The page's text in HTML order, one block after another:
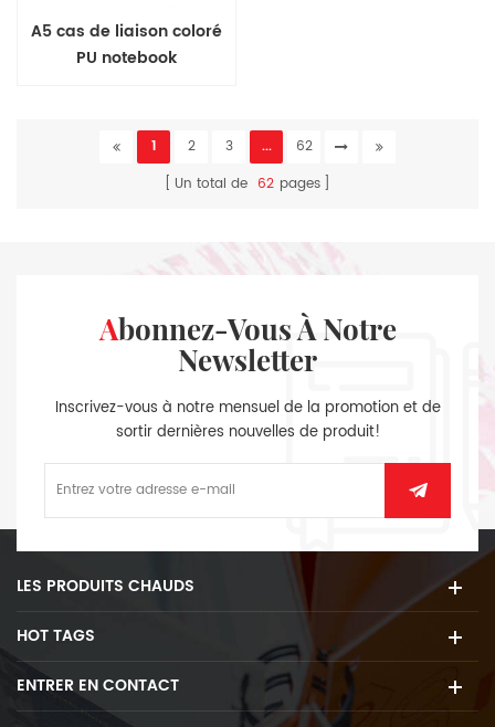
A5 cas de liaison coloré
PU notebook
1 2 3 ...
62
Un total de 62 pages
Abonnez-Vous À Notre
Newsletter
Inscrivez-vous à notre mensuel de la promotion et de
sortir dernières nouvelles de produit!
LES PRODUITS CHAUDS
HOT TAGS
ENTRER EN CONTACT